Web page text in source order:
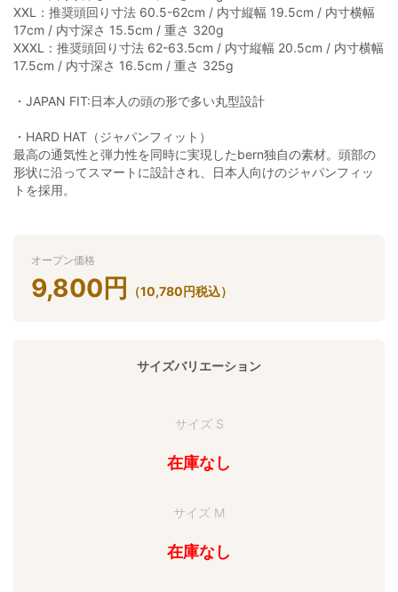
XXL：推奨頭回り寸法 60.5-62cm / 内寸縦幅 19.5cm / 内寸横幅
17cm / 内寸深さ 15.5cm / 重さ 320g
XXXL：推奨頭回り寸法 62-63.5cm / 内寸縦幅 20.5cm / 内寸横幅
17.5cm / 内寸深さ 16.5cm / 重さ 325g
・JAPAN FIT:日本人の頭の形で多い丸型設計
・HARD HAT（ジャパンフィット）
最高の通気性と弾力性を同時に実現したbern独自の素材。頭部の
形状に沿ってスマートに設計され、日本人向けのジャパンフィッ
トを採用。
オープン価格
9,800円 （10,780円税込）
サイズバリエーション
サイズ S
在庫なし
サイズ M
在庫なし